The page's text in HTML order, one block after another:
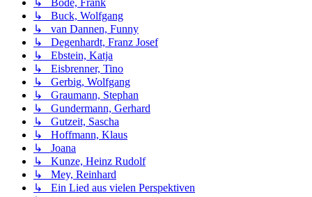
↳ Bode, Frank
↳ Buck, Wolfgang
↳ van Dannen, Funny
↳ Degenhardt, Franz Josef
↳ Ebstein, Katja
↳ Eisbrenner, Tino
↳ Gerbig, Wolfgang
↳ Graumann, Stephan
↳ Gundermann, Gerhard
↳ Gutzeit, Sascha
↳ Hoffmann, Klaus
↳ Joana
↳ Kunze, Heinz Rudolf
↳ Mey, Reinhard
↳ Ein Lied aus vielen Perspektiven